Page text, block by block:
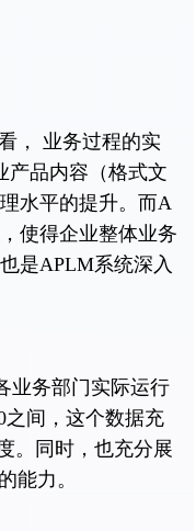
业务过程的实
产品内容（格式文
水平的提升。而A
使得企业整体业务
是APLM系统深入
业务部门实际运行
之间，这个数据充
。同时，也充分展
能力。